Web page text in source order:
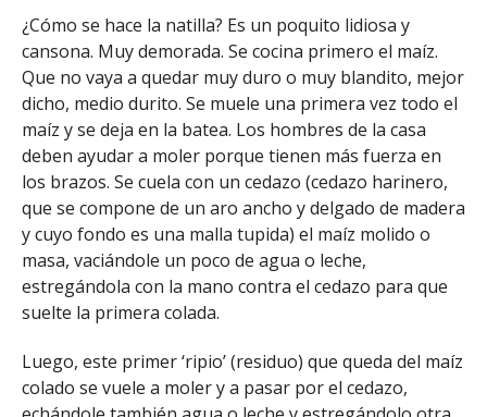
¿Cómo se hace la natilla? Es un poquito lidiosa y
cansona. Muy demorada. Se cocina primero el maíz.
Que no vaya a quedar muy duro o muy blandito, mejor
dicho, medio durito. Se muele una primera vez todo el
maíz y se deja en la batea. Los hombres de la casa
deben ayudar a moler porque tienen más fuerza en
los brazos. Se cuela con un cedazo (cedazo harinero,
que se compone de un aro ancho y delgado de madera
y cuyo fondo es una malla tupida) el maíz molido o
masa, vaciándole un poco de agua o leche,
estregándola con la mano contra el cedazo para que
suelte la primera colada.
Luego, este primer ‘ripio’ (residuo) que queda del maíz
colado se vuele a moler y a pasar por el cedazo,